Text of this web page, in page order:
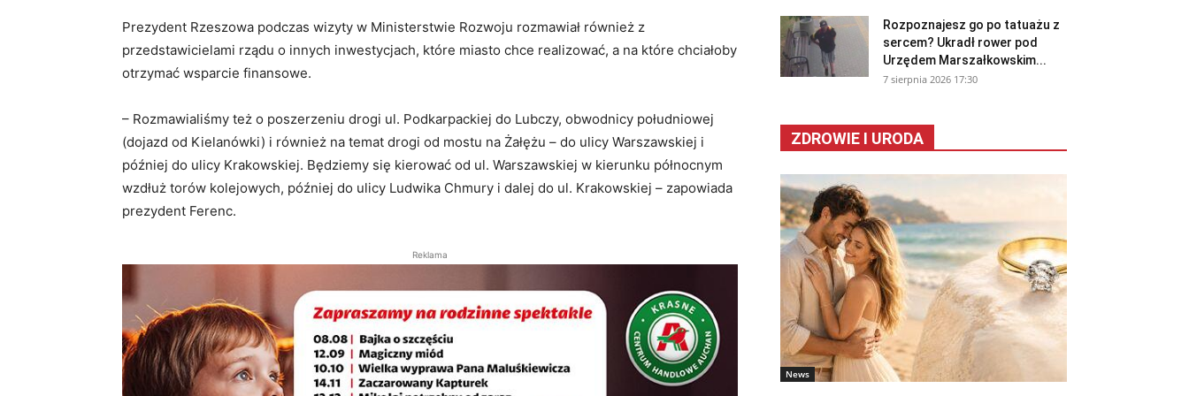
Prezydent Rzeszowa podczas wizyty w Ministerstwie Rozwoju rozmawiał również z
przedstawicielami rządu o innych inwestycjach, które miasto chce realizować, a na które chciałoby
otrzymać wsparcie finansowe.
– Rozmawialiśmy też o poszerzeniu drogi ul. Podkarpackiej do Lubczy, obwodnicy południowej
(dojazd od Kielanówki) i również na temat drogi od mostu na Żałężu – do ulicy Warszawskiej i
później do ulicy Krakowskiej. Będziemy się kierować od ul. Warszawskiej w kierunku północnym
wzdłuż torów kolejowych, później do ulicy Ludwika Chmury i dalej do ul. Krakowskiej – zapowiada
prezydent Ferenc.
Reklama
Rozpoznajesz go po tatuażu z
sercem? Ukradł rower pod
Urzędem Marszałkowskim...
7 sierpnia 2026 17:30
ZDROWIE I URODA
News